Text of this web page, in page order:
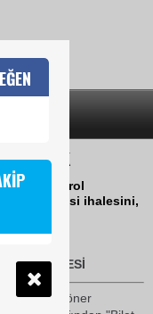
Giriş Kontrol
İşletmesi ihalesini,
SESİ
Döner